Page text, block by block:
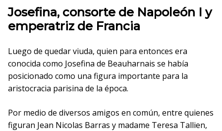
Josefina, consorte de Napoleón I y
emperatriz de Francia
Luego de quedar viuda, quien para entonces era
conocida como Josefina de Beauharnais se había
posicionado como una figura importante para la
aristocracia parisina de la época.
Por medio de diversos amigos en común, entre quienes
figuran Jean Nicolas Barras y madame Teresa Tallien,